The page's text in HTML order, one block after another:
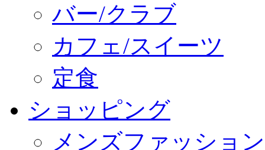
バー/クラブ
カフェ/スイーツ
定食
ショッピング
メンズファッション